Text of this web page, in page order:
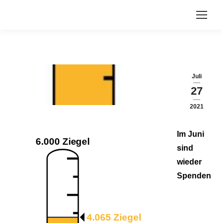
Juli
27
2021
6.000 Ziegel
4.065 Ziegel
Im Juni
sind
wieder
Spenden